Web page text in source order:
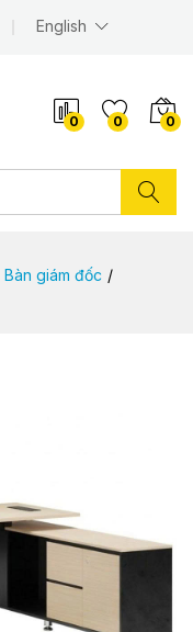
English
0 0 0
Bàn giám đốc /